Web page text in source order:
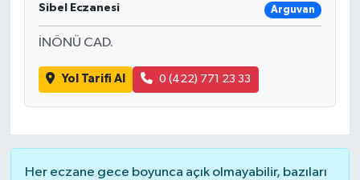
Sibel Eczanesi Arguvan
İNÖNÜ CAD.
Yol Tarifi Al 0 (422) 771 23 33
Her eczane gece boyunca açık olmayabilir, bazıları